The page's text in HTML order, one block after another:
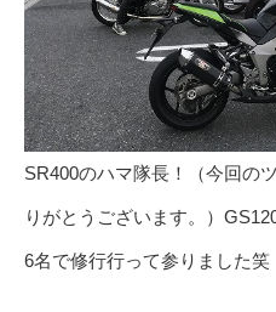
SR400のハマ隊長！（今回の
りがとうございます。）
6名で修行行って参りました笑